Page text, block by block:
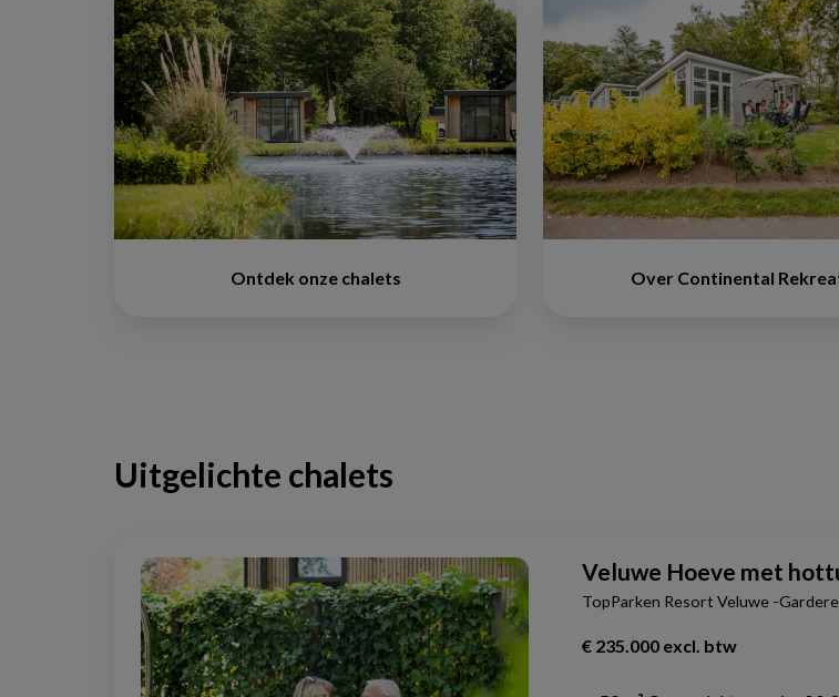
Ontdek onze chalets
onze
chalets
Over Continental
Rekreatie
Uitgelichte chalets
Veluwe Hoeve met
TopParken Resort Veluwe -
€ 235.000 excl. btw